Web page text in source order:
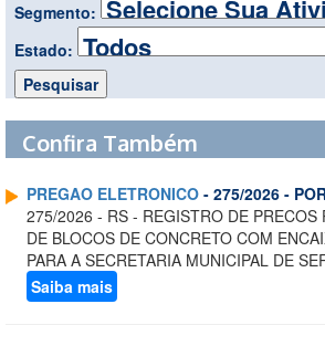
Segmento:
Estado:
Confira Também
PREGAO ELETRONICO - 275/2026 -
275/2026 - RS - REGISTRO DE PRECOS
DE BLOCOS DE CONCRETO COM
PARA A SECRETARIA MUNICIPAL DE
Saiba mais